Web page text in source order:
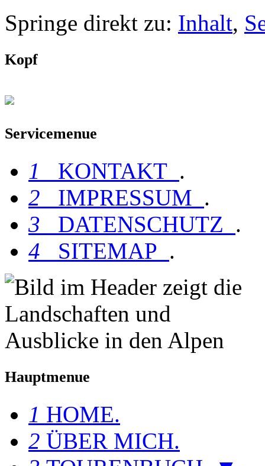
Springe direkt zu: Inhalt,
Kopf
Servicemenue
1 KONTAKT .
2
IMPRESSUM .
3
DATENSCHUTZ .
4
SITEMAP .
Hauptmenue
1 HOME.
2 ÜBER MICH.